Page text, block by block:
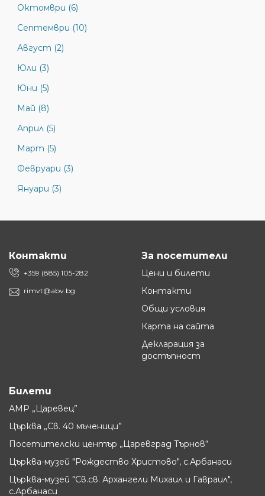
Октомври (6)
Септември (10)
Август (2)
Юли (3)
Юни (5)
Май (8)
Април (5)
Март (5)
Февруари (3)
Януари (3)
Контакти
+359 (885) 105-282
rimvt@abv.bg
За посетители
Цени и билети
Контакти
Общи условия
Карта на сайта
Декларация за
достъпност
Билети
АМР „Царевец”
Църква „Св. 40 мъченици”
Посетителски център „Царевград Търнов“
Църква-музей "Рождество Христово", с.Арбанаси
Църква-музей "Св.св. Архангели Михаил и Гавраил",
с.Арбанаси